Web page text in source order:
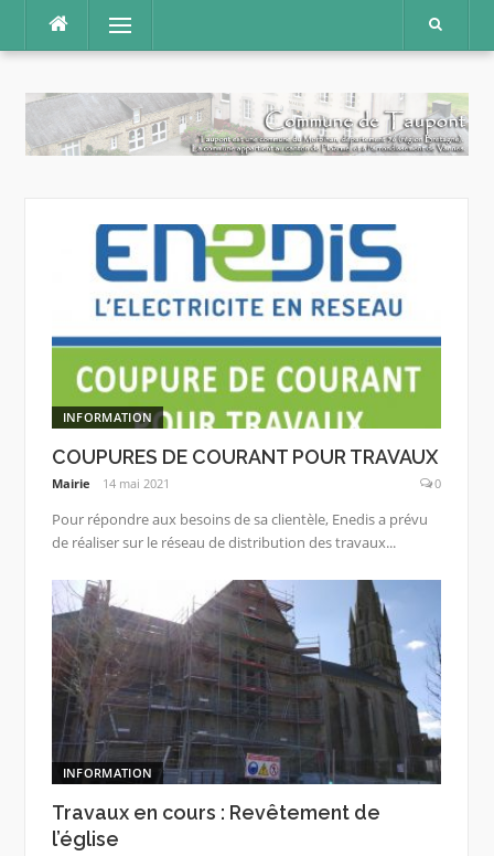
contenu
Menu
INFORMATION
COUPURES DE COURANT POUR TRAVAUX
Mairie 14 mai 2021 0
Pour répondre aux besoins de sa clientèle, Enedis a prévu
de réaliser sur le réseau de distribution des travaux...
INFORMATION
Travaux en cours : Revêtement de
l’église